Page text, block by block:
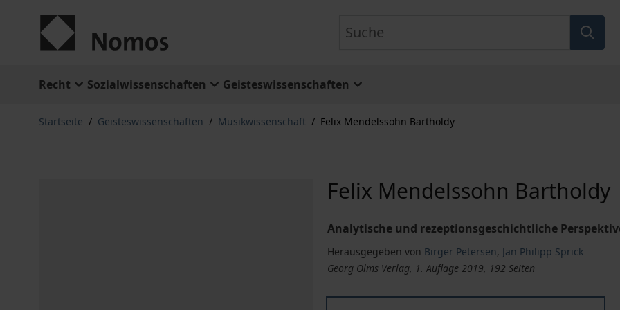
Recht Sozialwissenschaften Geisteswissenschaften
Startseite / Geisteswissenschaften / Musikwissenschaft / Felix Mendelssohn Bartholdy
Felix Mendelssohn Bartholdy
Analytische und rezeptionsgeschichtliche
Herausgegeben von Birger Petersen, Jan Philipp Sprick
Georg Olms Verlag, 1. Auflage 2019, 192 Seiten